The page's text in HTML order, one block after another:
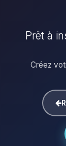
Prêt à
Créez